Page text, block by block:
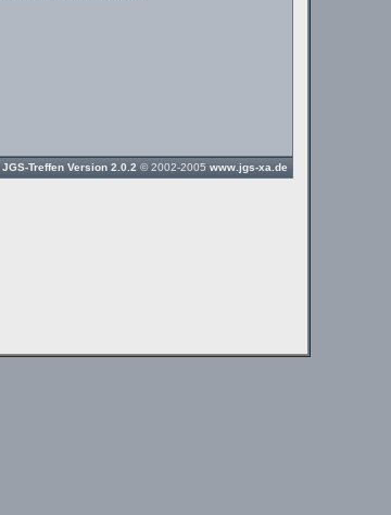
JGS-Treffen Version 2.0.2 © 2002-2005 www.jgs-xa.de